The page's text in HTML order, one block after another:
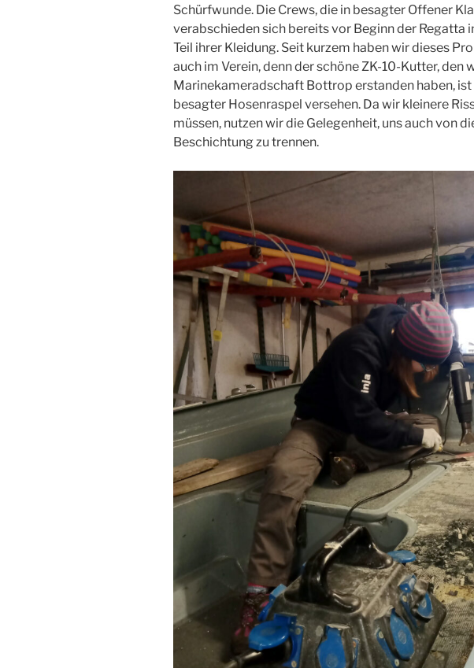
Schürfwunde. Die Crews, die in besagter Offener
verabschieden sich bereits vor Beginn der Regatta
Teil ihrer Kleidung. Seit kurzem haben wir dieses
auch im Verein, denn der schöne ZK-10-Kutter, den
Marinekameradschaft Bottrop erstanden haben,
besagter Hosenraspel versehen. Da wir kleinere
müssen, nutzen wir die Gelegenheit, uns auch von
Beschichtung zu trennen.